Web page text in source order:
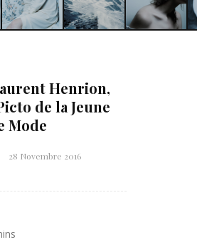
Henrion,
de la Jeune
Mode
28 Novembre 2016